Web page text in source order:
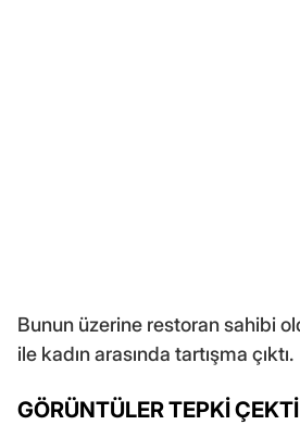
Bunun üzerine restoran sahibi
ile kadın arasında tartışma çıktı.
GÖRÜNTÜLER TEPKİ ÇEKTİ